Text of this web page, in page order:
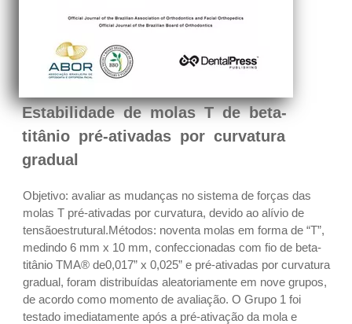
Estabilidade de molas T de beta-
titânio pré-ativadas por curvatura
gradual
Objetivo: avaliar as mudanças no sistema de forças das
molas T pré-ativadas por curvatura, devido ao alívio de
tensãoestrutural.Métodos: noventa molas em forma de “T”,
medindo 6 mm x 10 mm, confeccionadas com fio de beta-
titânio TMA® de0,017” x 0,025” e pré-ativadas por curvatura
gradual, foram distribuídas aleatoriamente em nove grupos,
de acordo como momento de avaliação. O Grupo 1 foi
testado imediatamente após a pré-ativação da mola e